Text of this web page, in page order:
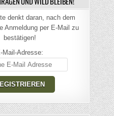
denkt daran, nach dem
Anmeldung per E-Mail zu
bestätigen!
Mail-Adresse: